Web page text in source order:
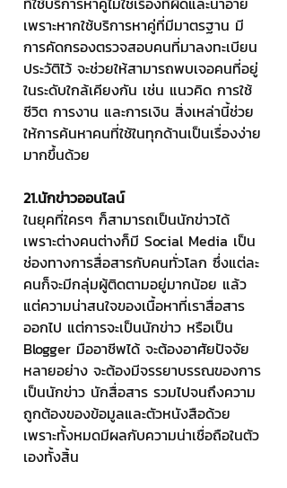
เพราะหากใช้บริการหาคู่ที่มีมาตรฐาน มี
การคัดกรองตรวจสอบคนที่มาลงทะเบียน
ประวัติไว้ จะช่วยให้สามารถพบเจอคนที่อยู่
ในระดับใกล้เคียงกัน เช่น แนวคิด การใช้
ชีวิต การงาน และการเงิน สิ่งเหล่านี้ช่วย
ให้การค้นหาคนที่ใช้ในทุกด้านเป็นเรื่องง่าย
มากขึ้นด้วย
21.นักข่าวออนไลน์
ในยุคที่ใครๆ ก็สามารถเป็นนักข่าวได้
เพราะต่างคนต่างก็มี Social Media เป็น
ช่องทางการสื่อสารกับคนทั่วโลก ซึ่งแต่ละ
คนก็จะมีกลุ่มผู้ติดตามอยู่มากน้อย แล้ว
แต่ความน่าสนใจของเนื้อหาที่เราสื่อสาร
ออกไป แต่การจะเป็นนักข่าว หรือเป็น
Blogger มืออาชีพได้ จะต้องอาศัยปัจจัย
หลายอย่าง จะต้องมีจรรยาบรรณของการ
เป็นนักข่าว นักสื่อสาร รวมไปจนถึงความ
ถูกต้องของข้อมูลและตัวหนังสือด้วย
เพราะทั้งหมดมีผลกับความน่าเชื่อถือในตัว
เองทั้งสิ้น